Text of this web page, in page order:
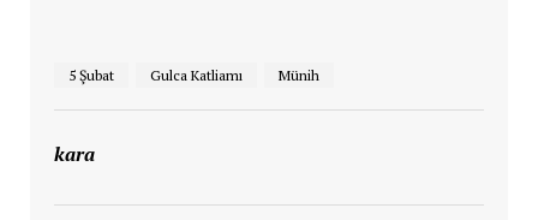
5 Şubat Gulca Katliamı Münih
kara